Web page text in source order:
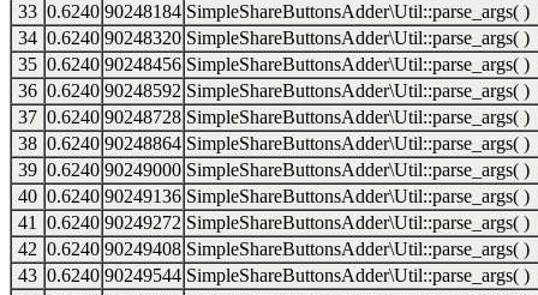
33 0.6240 90248184 SimpleShareButtonsAdder\Util::parse_args( )
34 0.6240 90248320 SimpleShareButtonsAdder\Util::parse_args( )
35 0.6240 90248456 SimpleShareButtonsAdder\Util::parse_args( )
36 0.6240 90248592 SimpleShareButtonsAdder\Util::parse_args( )
37 0.6240 90248728 SimpleShareButtonsAdder\Util::parse_args( )
38 0.6240 90248864 SimpleShareButtonsAdder\Util::parse_args( )
39 0.6240 90249000 SimpleShareButtonsAdder\Util::parse_args( )
40 0.6240 90249136 SimpleShareButtonsAdder\Util::parse_args( )
41
0.6240 90249272 SimpleShareButtonsAdder\Util::parse_args( )
42 0.6240 90249408 SimpleShareButtonsAdder\Util::parse_args( )
43 0.6240 90249544 SimpleShareButtonsAdder\Util::parse_args( )